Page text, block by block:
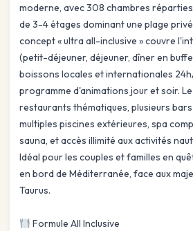
moderne, avec 308 chambres
de 3-4 étages dominant une plage
concept « ultra all-inclusive » couvre
(petit-déjeuner, déjeuner, dîner en
boissons locales et internationales
programme d'animations jour et soir.
restaurants thématiques, plusieurs
multiples piscines extérieures, spa
sauna, et accès illimité aux activités
Idéal pour les couples et familles en
en bord de Méditerranée, face aux
Taurus.
Formule All Inclusive